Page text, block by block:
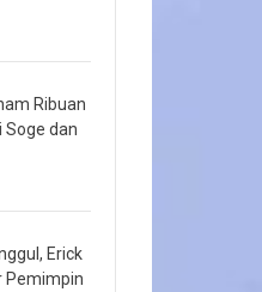
Ribuan
Soge dan
Erick
Pemimpin